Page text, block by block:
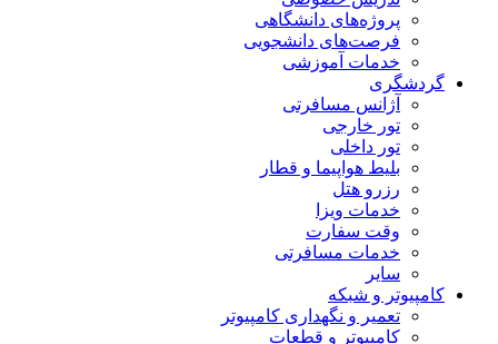
پروژه‌های دانشگاهی
فرصت‌های دانشجویی
خدمات آموزشی
گردشگری
آژانس مسافرتی
تور خارجی
تور داخلی
بلیط هواپیما و قطار
رزرو هتل
خدمات ویزا
وقت سفارت
خدمات مسافرتی
سایر
کامپیوتر و شبکه
تعمیر و نگهداری کامپیوتر
کامپیوتر و قطعات